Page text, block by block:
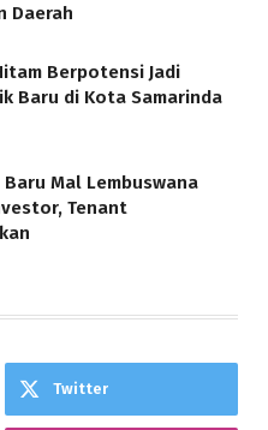
Daerah
Berpotensi Jadi
Baru di Kota Samarinda
Mal Lembuswana
Tenant
Twitter